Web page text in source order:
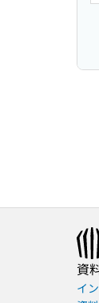
資
イ